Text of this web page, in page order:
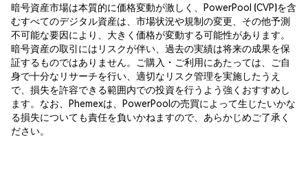
暗号資産市場は本質的に価格変動が激しく、PowerPool (CVP)を含
むすべてのデジタル資産は、市場状況や規制の変更、その他予測
不可能な要因により、大きく価格が変動する可能性があります。
暗号資産の取引にはリスクが伴い、過去の実績は将来の成果を保
証するものではありません。ご購入・ご利用にあたっては、ご自
身で十分なリサーチを行い、適切なリスク管理を実施したうえ
で、損失を許容できる範囲内での投資を行うよう強くおすすめし
ます。なお、Phemexは、PowerPoolの売買によって生じたいかな
る損失についても責任を負いかねますので、あらかじめご了承く
ださい。